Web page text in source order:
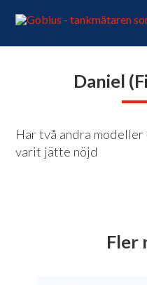
Daniel
Har två andra modeller
varit jätte nöjd
Fler